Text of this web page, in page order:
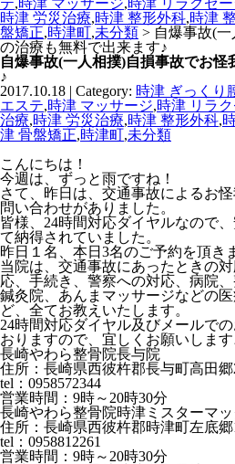
テ,時津 マッサージ,時津 リラクゼ
時津 労災治療,時津 整形外科,時津
盤矯正,時津町,未分類 > 自爆事故(
の治療も無料で出来ます♪
自爆事故(一人相撲)自損事故でお
♪
2017.10.18 | Category: 時津 ぎっくり
エステ,時津 マッサージ,時津 リラ
治療,時津 労災治療,時津 整形外科,
津 骨盤矯正,時津町,未分類
こんにちは！
今週は、ずっと雨ですね！
さて、昨日は、交通事故によるお
問い合わせがありました。
皆様、24時間対応ダイヤルなので
て納得されていました。
昨日１名、本日3名のご予約を頂き
当院は、交通事故にあったときの
応、手続き、警察への対応、病院
鍼灸院、あんまマッサージなどの
ど、全てお教えいたします。
24時間対応ダイヤル及びメールで
おりますので、宜しくお願いします
長崎やわら整骨院長与院
住所：長崎県西彼杵郡長与町高田郷
tel：0958572344
営業時間：9時～20時30分
長崎やわら整骨院時津ミスターマ
住所：長崎県西彼杵郡時津町左底郷
tel：0958812261
営業時間：9時～20時30分